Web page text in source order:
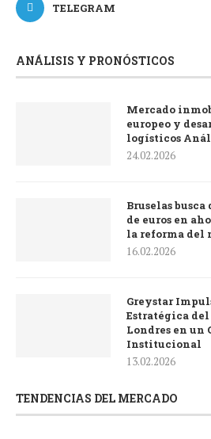
TELEGRAM
ANÁLISIS Y PRONÓSTICOS
Mercado
europeo y
logísticos
24.02.2026
Bruselas
de euros en
la reforma del
16.02.2026
Greystar
Estratégica
Londres en un
Institucional
13.02.2026
TENDENCIAS DEL MERCADO